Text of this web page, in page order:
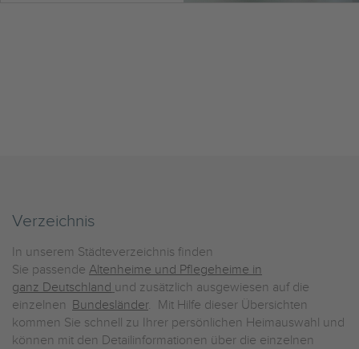
Verzeichnis
In unserem Städteverzeichnis finden
Sie passende Altenheime und Pflegeheime in
ganz Deutschland und zusätzlich ausgewiesen auf die
einzelnen Bundesländer. Mit Hilfe dieser Übersichten
kommen Sie schnell zu Ihrer persönlichen Heimauswahl und
können mit den Detailinformationen über die einzelnen